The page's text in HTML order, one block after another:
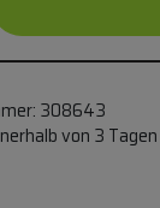
308643
von 3 Tagen